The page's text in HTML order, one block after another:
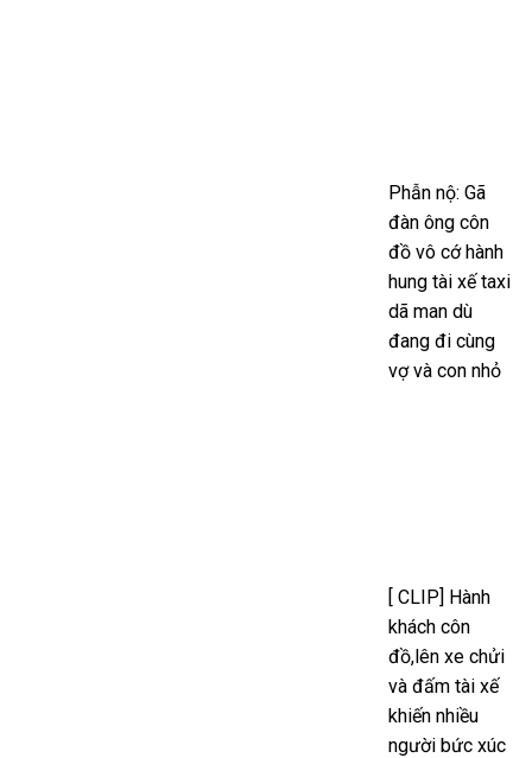
Phẫn nộ: Gã
đàn ông côn
đồ vô cớ hành
hung tài xế taxi
dã man dù
đang đi cùng
vợ và con nhỏ
[ CLIP] Hành
khách côn
đồ,lên xe chửi
và đấm tài xế
khiến nhiều
người bức xúc